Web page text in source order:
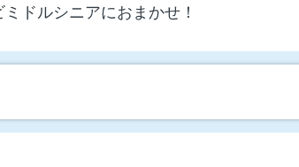
ドルシニアにおまかせ！